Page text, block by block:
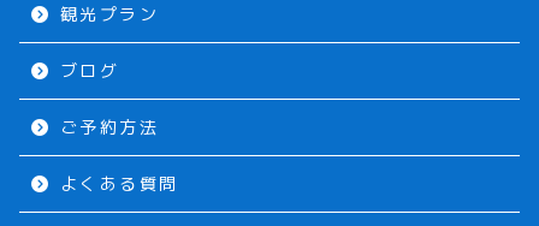
観光プラン
ブログ
ご予約方法
よくある質問